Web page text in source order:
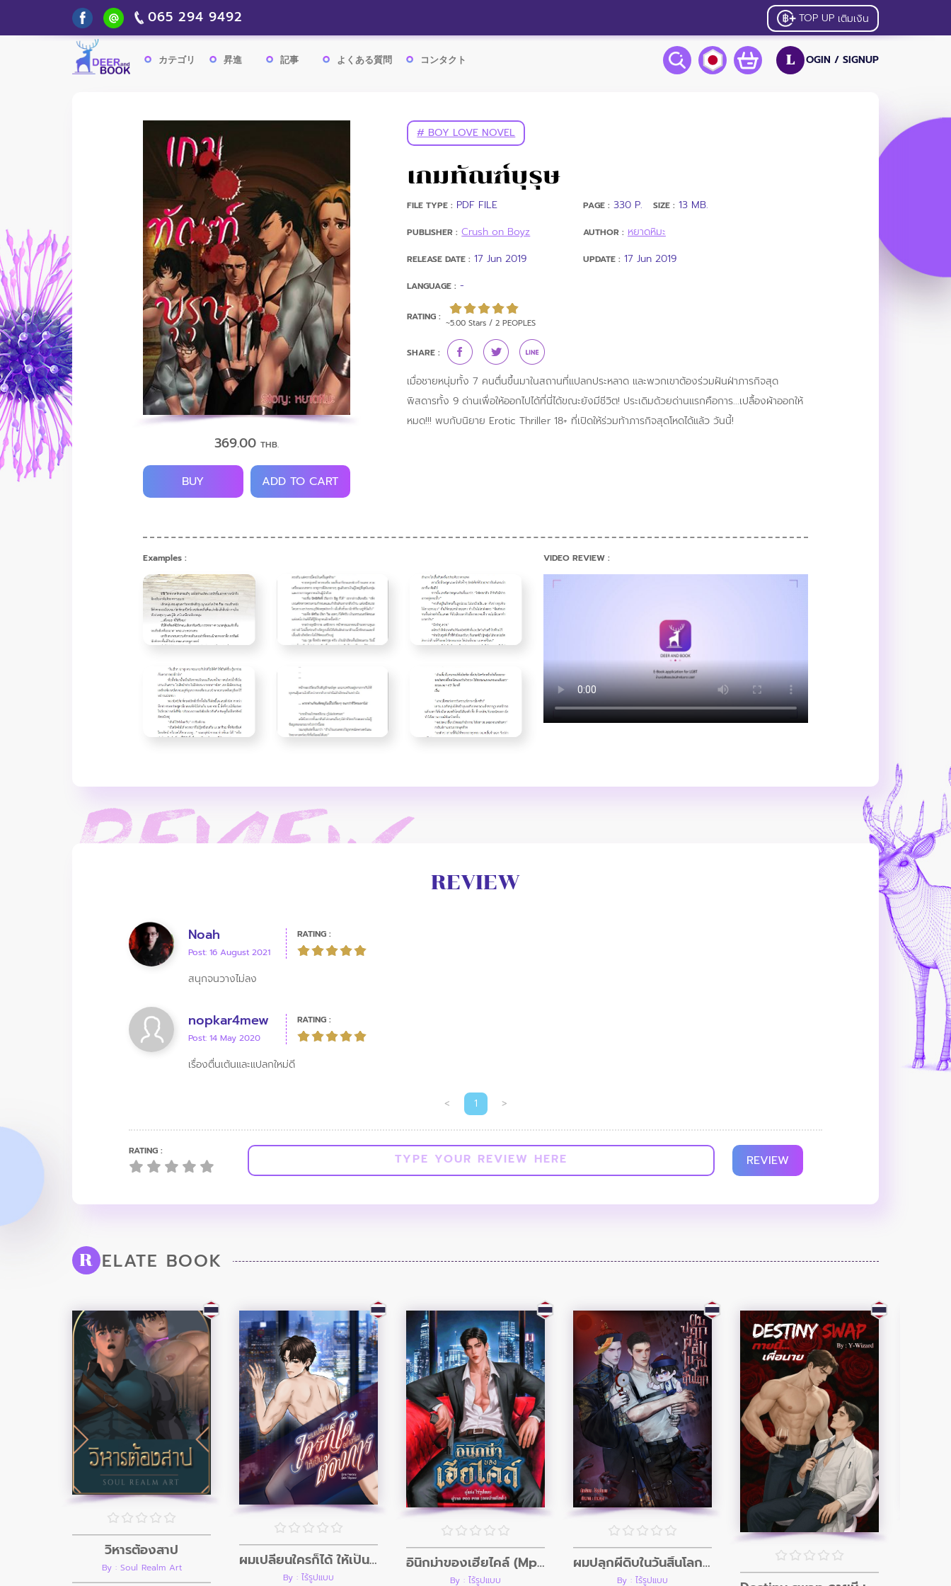
065 294 9492 TOP UP เติมเงิน
L OGIN / SIGNUP
カテゴリ 昇進 記事 よくある質問 コンタクト
369.00THB.
BUY ADD TO CART
# BOY LOVE NOVEL
เกมทัณฑ์บุรุษ
FILE TYPE : PDF FILE
PUBLISHER : Crush on Boyz
RELEASE DATE : 17 Jun 2019
LANGUAGE : -
PAGE : 330 P. SIZE : 13 MB.
AUTHOR : หยาดหิมะ
UPDATE : 17 Jun 2019
RATING :
~5.00 Stars / 2 PEOPLES
SHARE :
เมื่อชายหนุ่มทั้ง 7 คนตื่นขึ้นมาในสถานที่แปลกประหลาด และพวกเขาต้องร่วมฝันฝ่าภารกิจสุด
พิสดารทั้ง 9 ด่านเพื่อให้ออกไปได้ที่นี่ได้ขณะยังมีชีวิต! ประเดิมด้วยด่านแรกคือการ...เปลื้องผ้าออกให้
หมด!!! พบกับนิยาย Erotic Thriller 18+ ที่เปิดให้ร่วมท้าภารกิจสุดโหดได้แล้ว วันนี้!
Examples : VIDEO REVIEW :
REVIEW
Noah
Post: 16 August 2021
RATING :
สนุกจนวางไม่ลง
nopkar4mew
Post: 14 May 2020
RATING :
เรื่องตื่นเต้นและแปลกใหม่ดี
< 1 >
RATING :
REVIEW
R ELATE BOOK
วิหารต้องสาป
By : Soul Realm Art ผมเปลี่ยนใครก็ได้ ให้เป็นอย่างที่ผมต้องการ
By : ไร้รูปแบบ
อินิกม่าของเฮียไคล์ (Mpreg)
By : ไร้รูปแบบ
ผมปลุกผีดิบในวันสิ้นโลก (อินิกม่าxอัลฟ่า)
By : ไร้รูปแบบ